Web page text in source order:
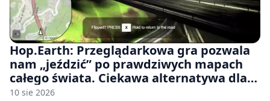
Hop.Earth: Przeglądarkowa gra pozwala
nam „jeździć” po prawdziwych mapach
całego świata. Ciekawa alternatywa dla
Google Street View
10 sie 2026